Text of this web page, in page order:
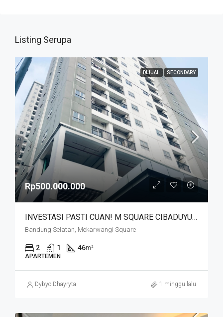
Listing Serupa
DIJUAL SECONDARY
Rp500.000.000
INVESTASI PASTI CUAN! M SQUARE CIBADUYUT DEKAT MEKARWANGI
Bandung Selatan, Mekarwangi Square
2 1 46m²
APARTEMEN
Dybyo Dhayryta 1 minggu lalu